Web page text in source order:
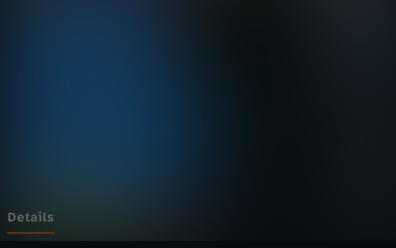
F
Details